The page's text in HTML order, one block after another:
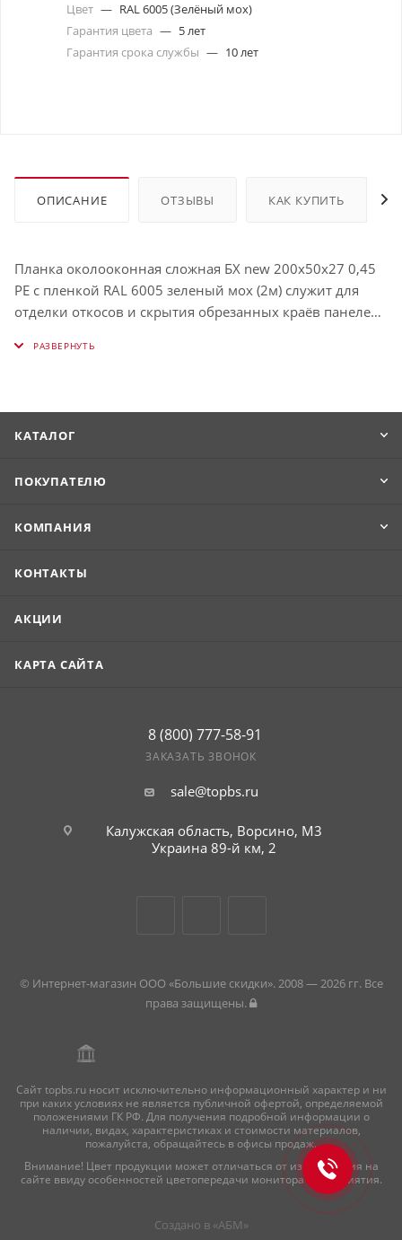
Цвет — RAL 6005 (Зелёный мох)
Гарантия цвета — 5 лет
Гарантия срока службы — 10 лет
ОПИСАНИЕ ОТЗЫВЫ КАК КУПИТЬ
Планка околооконная сложная БХ new 200х50х27 0,45
PE с пленкой RAL 6005 зеленый мох (2м) служит для
отделки откосов и скрытия обрезанных краёв панелей.
Использование таких планок облегчает процесс
КАТАЛОГ
ПОКУПАТЕЛЮ
КОМПАНИЯ
КОНТАКТЫ
АКЦИИ
КАРТА САЙТА
8 (800) 777-58-91
ЗАКАЗАТЬ ЗВОНОК
sale@topbs.ru
Калужская область, Ворсино, М3
Украина 89-й км, 2
© Интернет-магазин ООО «Большие скидки». 2008 — 2026 гг. Все
права защищены.
Сайт topbs.ru носит исключительно информационный характер и ни
при каких условиях не является публичной офертой, определяемой
положениями ГК РФ. Для получения подробной информации о
наличии, видах, характеристиках и стоимости материалов,
пожалуйста, обращайтесь в офисы продаж.
Внимание! Цвет продукции может отличаться от изображения на
сайте ввиду особенностей цветопередачи монитора и восприятия.
Создано в «АБМ»